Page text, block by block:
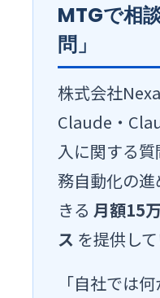
MTGで相
問」
株式会社
Claude・
入に関する
務自動化の
きる 月額15
ス を提供して
「自社では